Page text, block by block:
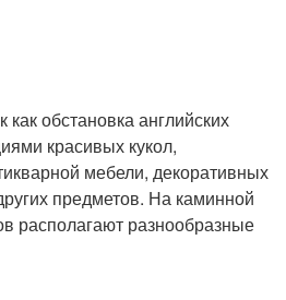
обстановка английских
красивых кукол,
мебели, декоративных
предметов. На каминной
располагают разнообразные